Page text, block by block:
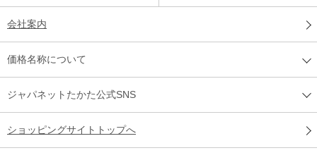
会社案内
価格名称について
ジャパネットたかた公式SNS
ショッピングサイトトップへ